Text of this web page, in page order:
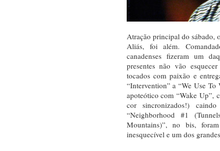
Atração principal do sábado,
Aliás, foi além.
canadenses fizeram um
presentes não vão
tocados com paixão e
“Intervention” a “We Use
apoteótico com “Wake Up”,
cor sincronizados!)
“Neighborhood #1
Mountains)”, no bis,
inesquecível e um dos